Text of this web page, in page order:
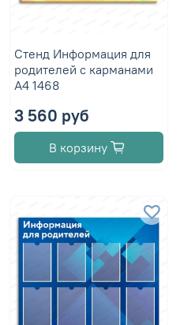
Стенд Информация для
родителей с карманами
А4 1468
3 560 руб
В корзину